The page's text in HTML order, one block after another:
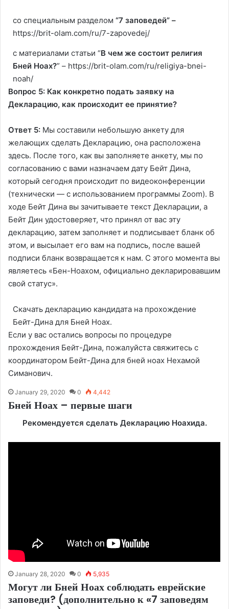
со специальным разделом “7 заповедей” –
https://brit-olam.com/ru/7-zapovedej/
с материалами статьи “В чем же состоит религия
Бней Ноах?” – https://brit-olam.com/ru/religiya-bnei-
noah/
Вопрос 5: Как конкретно подать заявку на
Декларацию, как происходит ее принятие?
Ответ 5: Мы составили небольшую анкету для
желающих сделать Декларацию,она расположена
здесь. После того, как вы заполняете анкету, мы по
согласованию с вами назначаем дату Бейт Дина,
который сегодня происходит по видеоконференции
(технически — с использованием программы Zoom). В
ходе Бейт Дина вы зачитываете текст Декларации, а
Бейт Дин удостоверяет, что принял от вас эту
декларацию, затем заполняет и подписывает бланк об
этом, и высылает его вам на подпись, после вашей
подписи бланк возвращается к нам. С этого момента вы
являетесь «Бен-Ноахом, официально декларировавшим
свой статус».
Скачать декларацию кандидата на прохождение
Бейт-Дина для Бней Ноах.
Если у вас остались вопросы по процедуре
прохождения Бейт-Дина, пожалуйста свяжитесь с
координатором Бейт-Дина для бней ноах Нехамой
Симанович.
January 29, 2020 0 4,442
Бней Ноах – первые шаги
Рекомендуется сделать Декларацию Ноахида.
January 28, 2020 0 5,935
Могут ли Бней Ноах соблюдать еврейские
заповеди? (дополнительно к «7 заповедям